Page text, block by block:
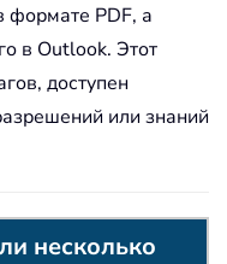
формате PDF, а
в Outlook. Этот
доступен
или знаний
несколько